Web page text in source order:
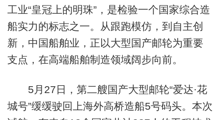
工业“皇冠上的明珠”，是检验一个国家综合造
船实力的标志之一。从跟跑模仿，到自主创
新，中国船舶业，正以大型国产邮轮为重要
支点，在高端船舶制造领域阔步向前。
5月27日，第二艘国产大型邮轮“爱达·花
城号”缓缓驶回上海外高桥造船5号码头。本次